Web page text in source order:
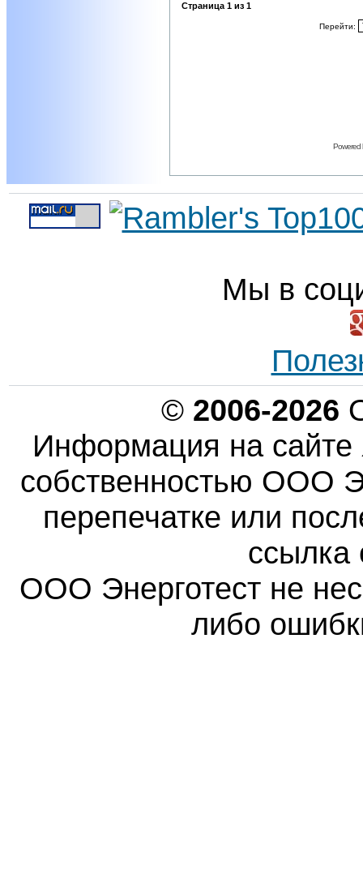
Страница 1 из 1
Перейти:
Powered
Мы в
© 2006-2026
Информация на сайте
собственностью ООО
перепечатке или
ссылка
ООО Энерготест не
либо